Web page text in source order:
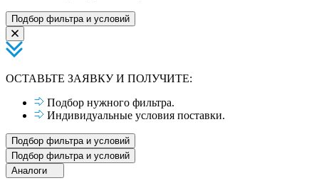
Подбор фильтра и условий
ОСТАВЬТЕ ЗАЯВКУ И ПОЛУЧИТЕ:
Подбор нужного фильтра.
Индивидуальные условия поставки.
Подбор фильтра и условий
Подбор фильтра и условий
Аналоги